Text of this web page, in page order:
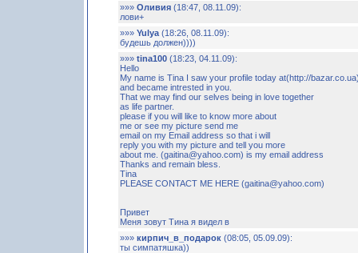
»»» Оливия (18:47, 08.11.09):
лови+
»»» Yulya (18:26, 08.11.09):
будешь должен))))
»»» tina100 (18:23, 04.11.09):
Hello
My name is Tina I saw your profile today at(http://
and became intrested in you.
That we may find our selves being in love together
as life partner.
please if you will like to know more about
me or see my picture send me
email on my Email address so that i will
reply you with my picture and tell you more
about me. (gaitina@yahoo.com) is my email address
Thanks and remain bless.
Tina
PLEASE CONTACT ME HERE (gaitina@yahoo.com)
Привет
Меня зовут Тина я видел в
»»» кирпич_в_подарок (08:05, 05.09.09):
ты симпатяшка))